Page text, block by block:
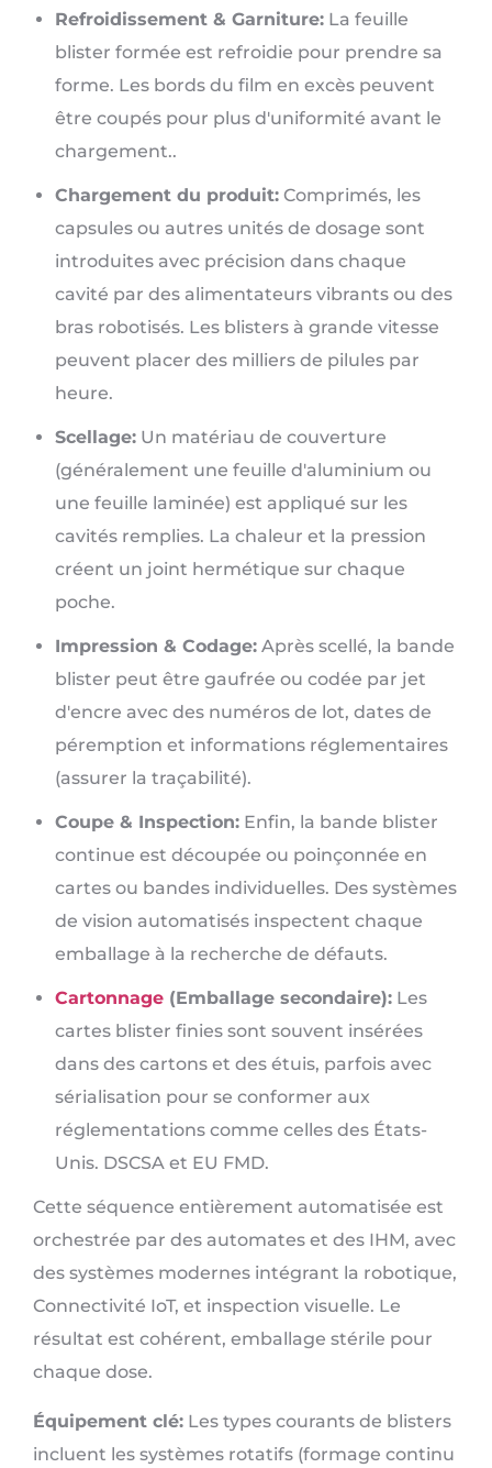
Refroidissement & Garniture: La feuille
blister formée est refroidie pour prendre sa
forme. Les bords du film en excès peuvent
être coupés pour plus d'uniformité avant le
chargement..
Chargement du produit: Comprimés, les
capsules ou autres unités de dosage sont
introduites avec précision dans chaque
cavité par des alimentateurs vibrants ou des
bras robotisés. Les blisters à grande vitesse
peuvent placer des milliers de pilules par
heure.
Scellage: Un matériau de couverture
(généralement une feuille d'aluminium ou
une feuille laminée) est appliqué sur les
cavités remplies. La chaleur et la pression
créent un joint hermétique sur chaque
poche.
Impression & Codage: Après scellé, la bande
blister peut être gaufrée ou codée par jet
d'encre avec des numéros de lot, dates de
péremption et informations réglementaires
(assurer la traçabilité).
Coupe & Inspection: Enfin, la bande blister
continue est découpée ou poinçonnée en
cartes ou bandes individuelles. Des systèmes
de vision automatisés inspectent chaque
emballage à la recherche de défauts.
Cartonnage (Emballage secondaire): Les
cartes blister finies sont souvent insérées
dans des cartons et des étuis, parfois avec
sérialisation pour se conformer aux
réglementations comme celles des États-
Unis. DSCSA et EU FMD.
Cette séquence entièrement automatisée est
orchestrée par des automates et des IHM, avec
des systèmes modernes intégrant la robotique,
Connectivité IoT, et inspection visuelle. Le
résultat est cohérent, emballage stérile pour
chaque dose.
Équipement clé: Les types courants de blisters
incluent les systèmes rotatifs (formage continu